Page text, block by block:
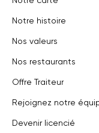
Notre histoire
Nos valeurs
Nos restaurants
Offre Traiteur
Rejoignez notre
Devenir licencié